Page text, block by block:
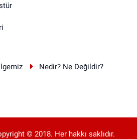
Nedir? Ne Değildir?
© 2018. Her hakkı saklıdır.